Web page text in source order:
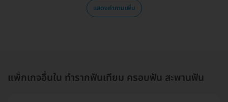
แสดงคำถามเพิ่ม
แพ็กเกจอื่นใน ทำรากฟันเทียม ครอบฟัน สะพานฟัน